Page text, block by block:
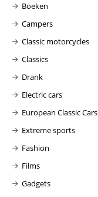
Boeken
Campers
Classic motorcycles
Classics
Drank
Electric cars
European Classic Cars
Extreme sports
Fashion
Films
Gadgets